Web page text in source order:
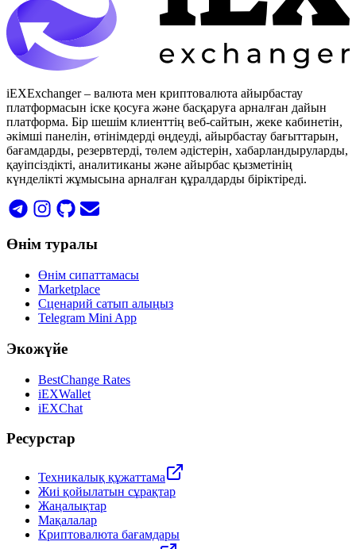
iEXExchanger – валюта мен криптовалюта айырбастау
платформасын іске қосуға және басқаруға арналған дайын
платформа. Бір шешім клиенттің веб-сайтын, жеке кабинетін,
әкімші панелін, өтінімдерді өңдеуді, айырбастау бағыттарын,
бағамдарды, резервтерді, төлем әдістерін, хабарландыруларды,
қауіпсіздікті, аналитиканы және айырбас қызметінің
күнделікті жұмысына арналған құралдарды біріктіреді.
Өнім туралы
Өнім сипаттамасы
Marketplace
Сценарий сатып алыңыз
Telegram Mini App
Экожүйе
BestChange Rates
iEXWallet
iEXChat
Ресурстар
Техникалық құжаттама
Жиі қойылатын сұрақтар
Жаңалықтар
Мақалалар
Криптовалюта бағамдары